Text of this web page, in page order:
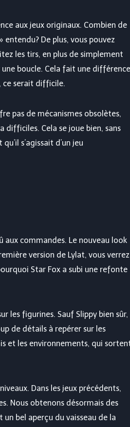
aux jeux originaux. Combien de
De plus, vous pouvez
les tirs, en plus de simplement
boucle. Cela fait une
ce serait difficile.
pas de mécanismes obsolètes,
difficiles. Cela se joue bien, sans
s’agissait d’un jeu
aux commandes. Le nouveau look
version de Lylat, vous verrez
Star Fox a subi une refonte
les figurines. Sauf Slippy bien sûr,
de détails à repérer sur les
et les environnements, qui
Dans les jeux précédents,
Nous obtenons désormais des
bel aperçu du vaisseau de la